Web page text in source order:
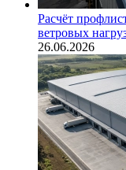
Расчёт
ветровых
26.06.2026